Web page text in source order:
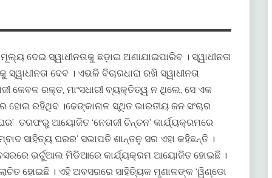
ଦେଇ ସ୍ୱାଧୀନତାକୁ ଛଡ଼ାଇ ଅଣାଯାଇପାରିବ । ସ୍ୱାଧୀନତା
ଦେବ । ଏଭଳି ବିଚାରଧାରା ରଖି ସ୍ୱାଧୀନତା
କେବଳ ରକ୍ତ, ମାଂସଧାରୀ ବ୍ୟକ୍ତିତ୍ୱ ନ ଥିଲେ, ସେ ଏକ
ହୋଇ ରହିଥିବ ।ଢେଙ୍କାନାଳ ସ୍ଥିତ ଭାରତୀୟ ଜନ ସଂଚାର
ତରଫରୁ ଆୟୋଜିତ ‘ନେତାଜୀ ଚିନ୍ତନ’ କାର୍ଯ୍ୟକ୍ରମରେ
ସାହିତ୍ୟ ଘରର’ ସଭାପତି ଶାନ୍ତନୁ ସର ଏହା କହିଛନ୍ତି ।
ଭର୍ଚୁଆଲ ମିଡିଆରେ କାର୍ଯ୍ୟକ୍ରମ ଆୟୋଜିତ ହୋଇଛି ।
ହୋଇଛି । ଏହି ଅବସରରେ ସାହିତ୍ୟିକ ମୃଣାଳଙ୍କ ‘ୱିଣ୍ଡୋ